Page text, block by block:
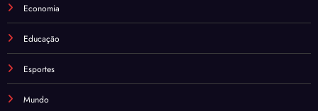
Economia
Educação
Esportes
Mundo